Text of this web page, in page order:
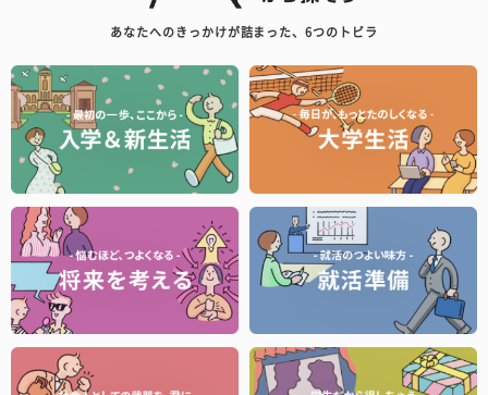
あなたへのきっかけが詰まった、6つのトビラ